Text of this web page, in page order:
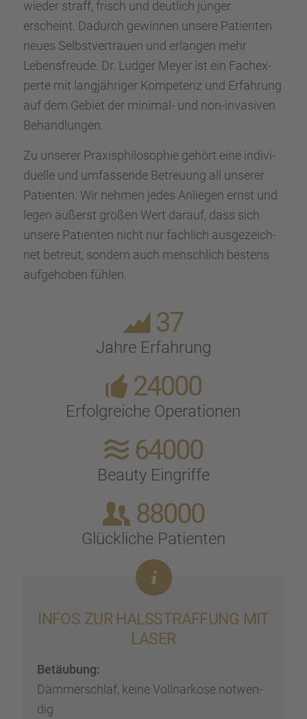
wieder straff, frisch und deutlich jünger
erscheint. Dadurch gewin­nen unsere Patien­ten
neues Selbst­ver­trauen und erlan­gen mehr
Lebens­freude. Dr. Ludger Meyer ist ein Fachex­
perte mit langjäh­ri­ger Kompe­tenz und Erfah­rung
auf dem Gebiet der minimal- und non-invasi­ven
Behand­lun­gen.
Zu unserer Praxis­phi­lo­so­phie gehört eine indivi­
du­elle und umfas­sende Betreu­ung all unserer
Patien­ten. Wir nehmen jedes Anlie­gen ernst und
legen äußerst großen Wert darauf, dass sich
unsere Patien­ten nicht nur fachlich ausge­zeich­
net betreut, sondern auch mensch­lich bestens
aufge­ho­ben fühlen.
37
Jahre Erfah­rung
24000
Erfolg­rei­che Opera­tio­nen
64000
Beauty Eingriffe
88000
Glück­li­che Patien­ten
INFOS ZUR HALSSTRAF­FUNG MIT
LASER
Betäu­bung:
Dämmer­schlaf, keine Vollnar­kose notwen­
dig